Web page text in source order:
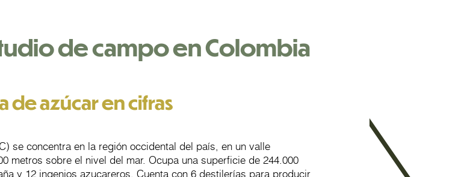
de campo en Colombia
de azúcar en cifras
se concentra en la región occidental del país, en un valle
metros sobre el nivel del mar. Ocupa una superficie de 244.000
y 12 ingenios azucareros. Cuenta con 6 destilerías para producir